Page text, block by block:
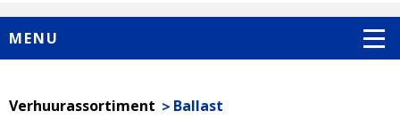
MENU
Verhuurassortiment Ballast